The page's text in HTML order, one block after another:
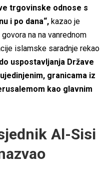
trgovinske odnose s
i po dana“, kazao je
na na vanrednom
islamske saradnje rekao
uspostavljanja Države
granicama iz
kao glavnim
Al-Sisi